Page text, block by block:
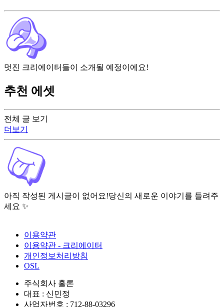
전체 글 보기
더보기
아직 작성된 게시글이 없어요!당신의 새로운 이야기를 들려주
세요 ✨
멋진 크리에이터들이 소개될 예정이에요!
추천 에셋
이용약관
이용약관 - 크리에이터
개인정보처리방침
OSL
주식회사 홀론
대표 : 신민정
사업자번호 : 712-88-03296